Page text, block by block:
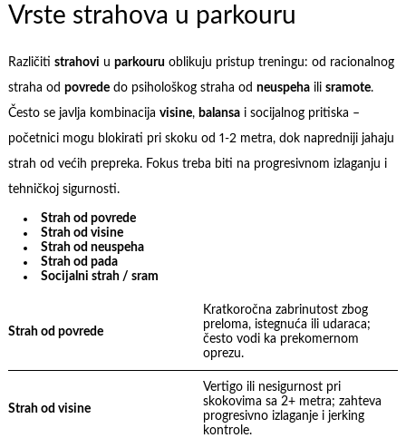
Vrste strahova u parkouru
Različiti strahovi u parkouru oblikuju pristup treningu: od racionalnog
straha od povrededo psihološkog straha od neuspehaili sramote.
Često se javlja kombinacija visine, balansai socijalnog pritiska –
početnici mogu blokirati pri skoku od 1-2 metra, dok napredniji jahaju
strah od većih prepreka. Fokus treba biti na progresivnom izlaganju i
tehničkoj sigurnosti.
Strah od povrede
Strah od visine
Strah od neuspeha
Strah od pada
Socijalni strah / sram
Strah od povrede
Kratkoročna zabrinutost zbog
preloma, istegnuća ili udaraca;
često vodi ka prekomernom
oprezu.
Strah od visine
Vertigo ili nesigurnost pri
skokovima sa 2+ metra; zahteva
progresivno izlaganje i jerking
kontrole.